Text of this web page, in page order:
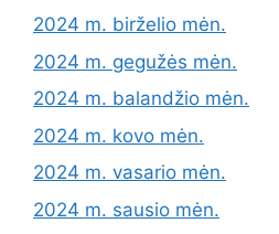
2024 m. birželio mėn.
2024 m. gegužės mėn.
2024 m. balandžio mėn.
2024 m. kovo mėn.
2024 m. vasario mėn.
2024 m. sausio mėn.